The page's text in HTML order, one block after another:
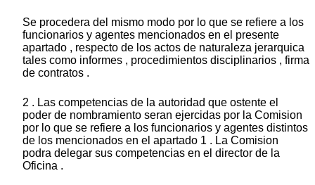
Se procedera del mismo modo por lo que se refiere a los
funcionarios y agentes mencionados en el presente
apartado , respecto de los actos de naturaleza jerarquica
tales como informes , procedimientos disciplinarios , firma
de contratos .
2 . Las competencias de la autoridad que ostente el
poder de nombramiento seran ejercidas por la Comision
por lo que se refiere a los funcionarios y agentes distintos
de los mencionados en el apartado 1 . La Comision
podra delegar sus competencias en el director de la
Oficina .